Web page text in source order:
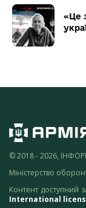
«Це
© 2018 - 2026,
Міністерство
Контент доступний
International